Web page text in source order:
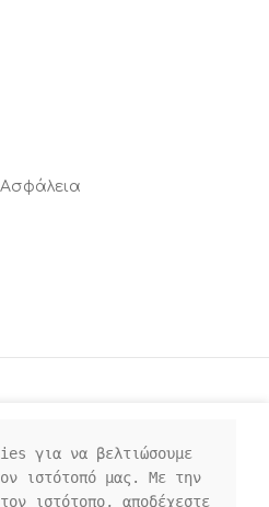
για να βελτιώσουμε
ιστότοπό μας. Με την
ιστότοπο, αποδέχεστε